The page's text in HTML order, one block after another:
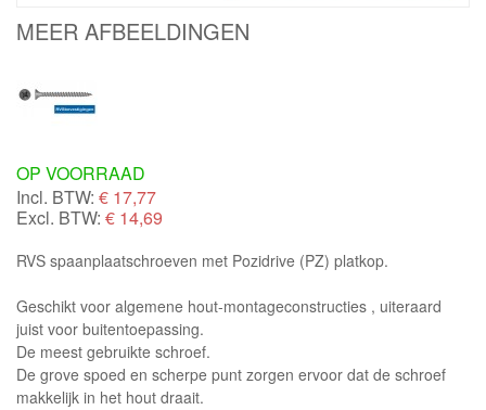
MEER AFBEELDINGEN
OP VOORRAAD
Incl. BTW: € 17,77
Excl. BTW: € 14,69
RVS spaanplaatschroeven met Pozidrive (PZ) platkop.
Geschikt voor algemene hout-montageconstructies , uiteraard
juist voor buitentoepassing.
De meest gebruikte schroef.
De grove spoed en scherpe punt zorgen ervoor dat de schroef
makkelijk in het hout draait.